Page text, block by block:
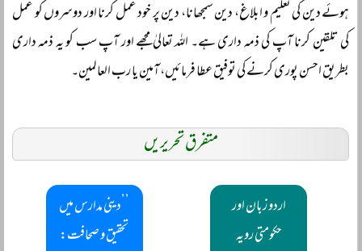
ہوئے دین کی تعلیم و ابلاغ، دین سمجھانا، دین پر خود عمل کرنا اور دوسروں کو عمل
کی تلقین کرنا آپ کی ذمہ داری ہے۔ اللہ تعالیٰ مجھے اور آپ سب کو یہ ذمہ داری
بطریق احسن پوری کرنے کی توفیق عطا فرمائیں، آمین یا رب العالمین۔
متفرق تحریریں
اردو زبان اور
حکومتی رویہ
’’دینی مدارس میں
تحقیق و صحافت: